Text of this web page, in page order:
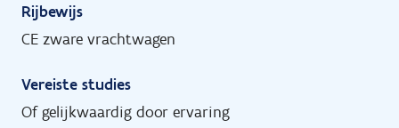
Rijbewijs
CE zware vrachtwagen
Vereiste studies
Of gelijkwaardig door ervaring